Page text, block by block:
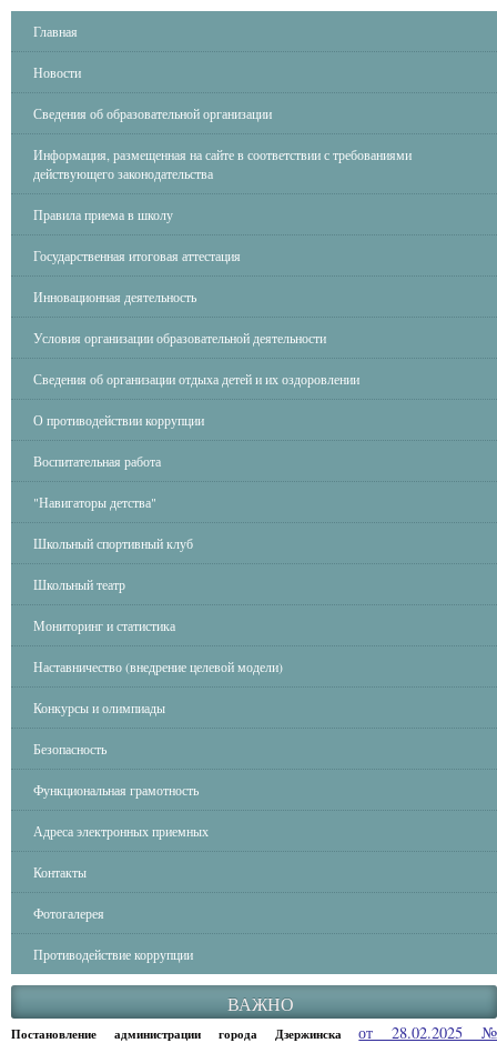
Главная
Новости
Сведения об образовательной организации
Информация, размещенная на сайте в соответствии с требованиями
действующего законодательства
Правила приема в школу
Государственная итоговая аттестация
Инновационная деятельность
Условия организации образовательной деятельности
Сведения об организации отдыха детей и их оздоровлении
О противодействии коррупции
Воспитательная работа
"Навигаторы детства"
Школьный спортивный клуб
Школьный театр
Мониторинг и статистика
Наставничество (внедрение целевой модели)
Конкурсы и олимпиады
Безопасность
Функциональная грамотность
Адреса электронных приемных
Контакты
Фотогалерея
Противодействие коррупции
ВАЖНО
Постановление администрации города Дзержинскаот 28.02.2025 №